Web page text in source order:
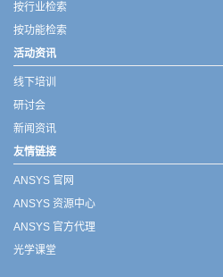
按行业检索
按功能检索
活动资讯
线下培训
研讨会
新闻资讯
友情链接
ANSYS 官网
ANSYS 资源中心
ANSYS 官方代理
光学课堂